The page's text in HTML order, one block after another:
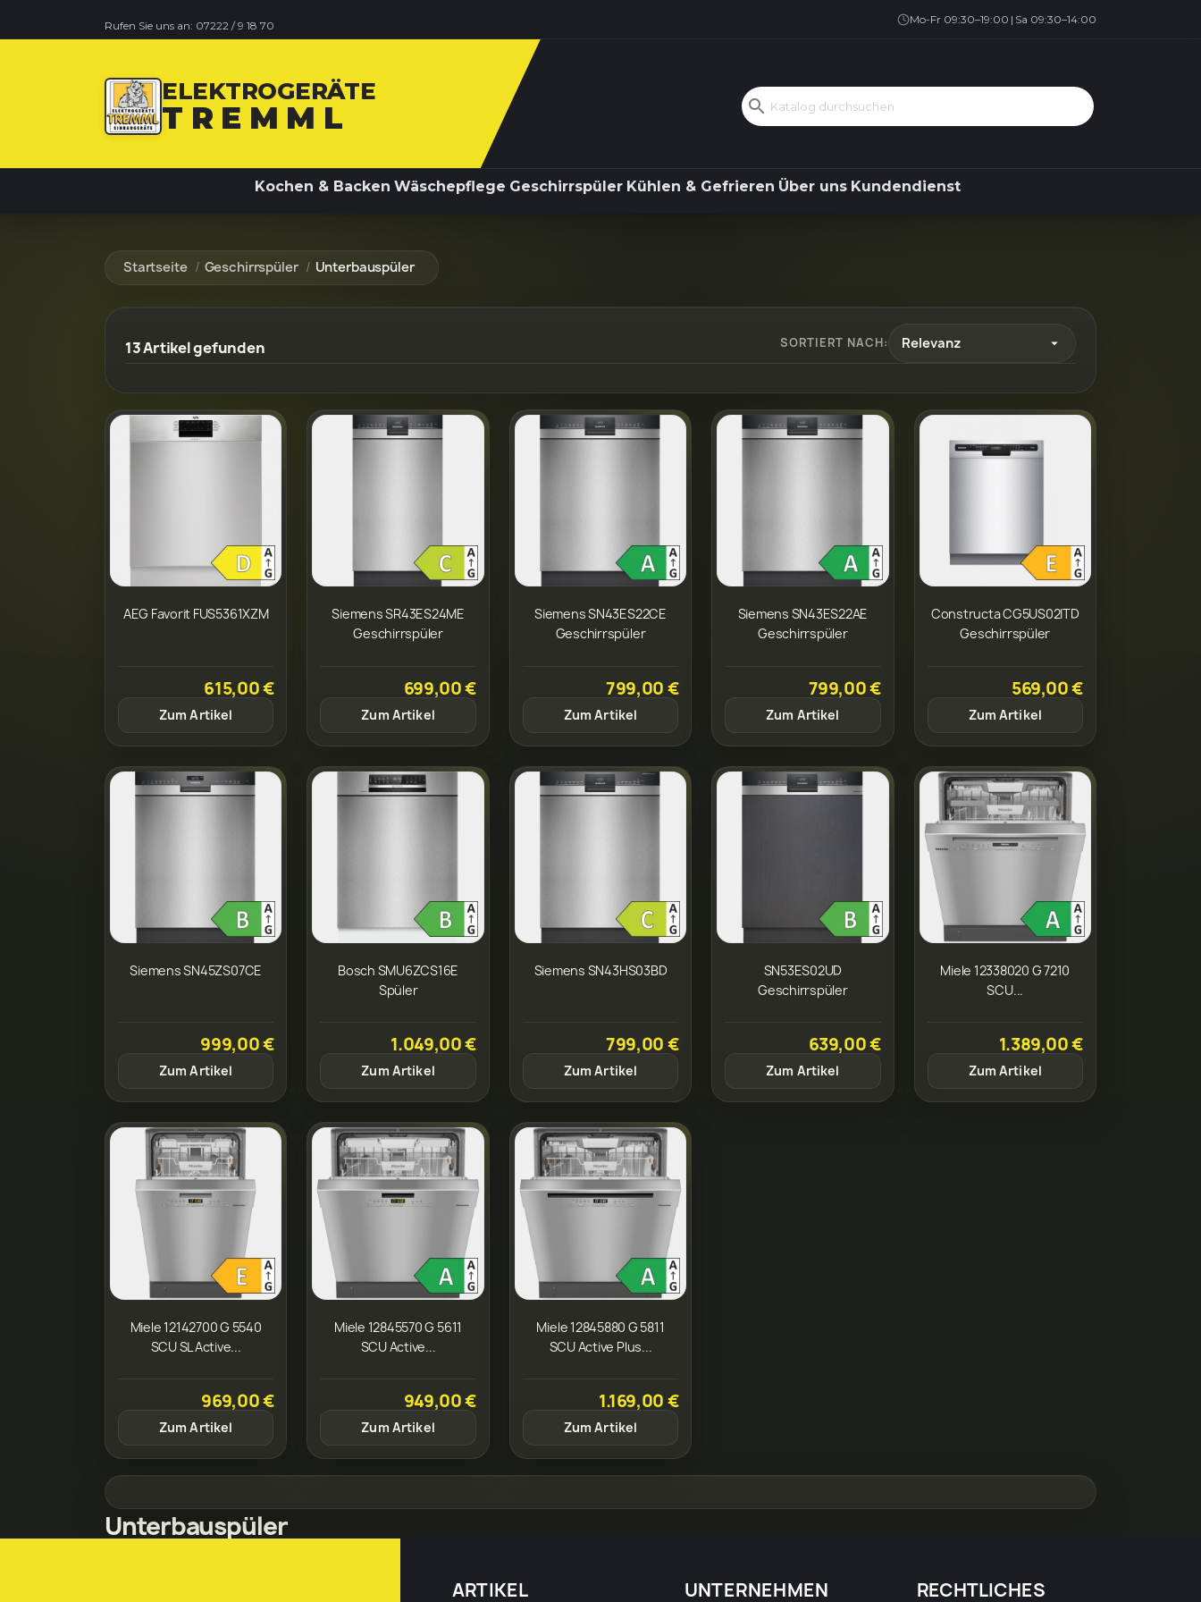
Rufen Sie uns an: 07222 / 9 18 70 Mo-Fr 09:30–19:00 | Sa 09:30–14:00
ELEKTROGERÄTE
TREMML search
Kochen & Backen Wäschepflege Geschirrspüler Kühlen & Gefrieren Über uns Kundendienst
Kühlen & Gefrieren
Startseite Geschirrspüler Unterbauspüler
13 Artikel gefunden SORTIERT NACH: Relevanz 
AEG Favorit FUS5361XZM
615,00 €
Zum Artikel
Siemens SR43ES24ME
Geschirrspüler
699,00 €
Zum Artikel
Siemens SN43ES22CE
Geschirrspüler
799,00 €
Zum Artikel
Siemens SN43ES22AE
Geschirrspüler
799,00 €
Zum Artikel
Constructa CG5US02ITD
Geschirrspüler
569,00 €
Zum Artikel
Siemens SN45ZS07CE
999,00 €
Zum Artikel
Bosch SMU6ZCS16E
Spüler
1.049,00 €
Zum Artikel
Siemens SN43HS03BD
799,00 €
Zum Artikel
SN53ES02UD
Geschirrspüler
639,00 €
Zum Artikel
Miele 12338020 G 7210
SCU...
1.389,00 €
Zum Artikel
Miele 12142700 G 5540
SCU SL Active...
969,00 €
Zum Artikel
Miele 12845570 G 5611
SCU Active...
949,00 €
Zum Artikel
Miele 12845880 G 5811
SCU Active Plus...
1.169,00 €
Zum Artikel
Unterbauspüler
ARTIKEL UNTERNEHMEN RECHTLICHES